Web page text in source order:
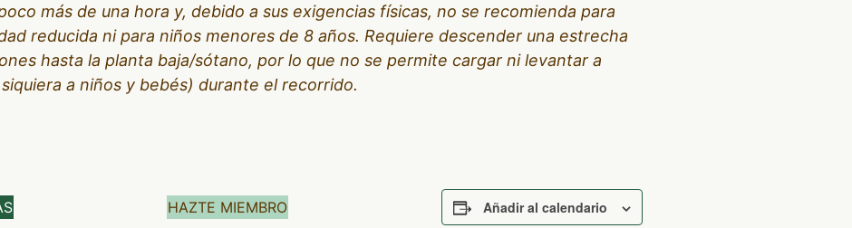
más de una hora y, debido a sus exigencias físicas, no se recomienda para
reducida ni para niños menores de 8 años. Requiere descender una estrecha
hasta la planta baja/sótano, por lo que no se permite cargar ni levantar a
a niños y bebés) durante el recorrido.
HAZTE MIEMBRO Añadir al calendario